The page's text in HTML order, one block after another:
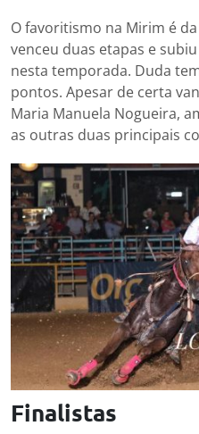
O favoritismo na Mirim é
venceu duas etapas e
nesta temporada. Duda
pontos. Apesar de certa
Maria Manuela Nogueira,
as outras duas principais
Finalistas